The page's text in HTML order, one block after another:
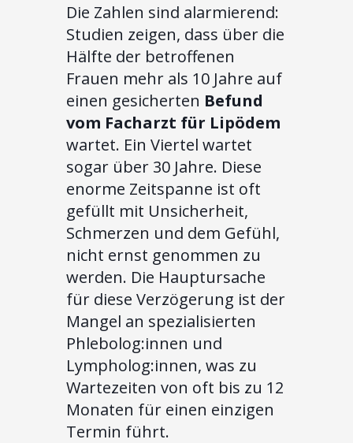
Die Zahlen sind alarmierend:
Studien zeigen, dass über die
Hälfte der betroffenen
Frauen mehr als 10 Jahre auf
einen gesicherten Befund
vom Facharzt für Lipödem
wartet. Ein Viertel wartet
sogar über 30 Jahre. Diese
enorme Zeitspanne ist oft
gefüllt mit Unsicherheit,
Schmerzen und dem Gefühl,
nicht ernst genommen zu
werden. Die Hauptursache
für diese Verzögerung ist der
Mangel an spezialisierten
Phlebolog:innen und
Lympholog:innen, was zu
Wartezeiten von oft bis zu 12
Monaten für einen einzigen
Termin führt.